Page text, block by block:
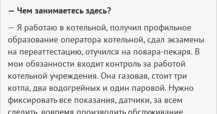
— Чем занимаетесь здесь?
— Я работаю в котельной, получил профильное
образование оператора котельной, сдал экзамены
на переаттестацию, отучился на повара-пекаря. В
мои обязанности входит контроль за работой
котельной учреждения. Она газовая, стоит три
котла, два водогрейных и один паровой. Нужно
фиксировать все показания, датчики, за всем